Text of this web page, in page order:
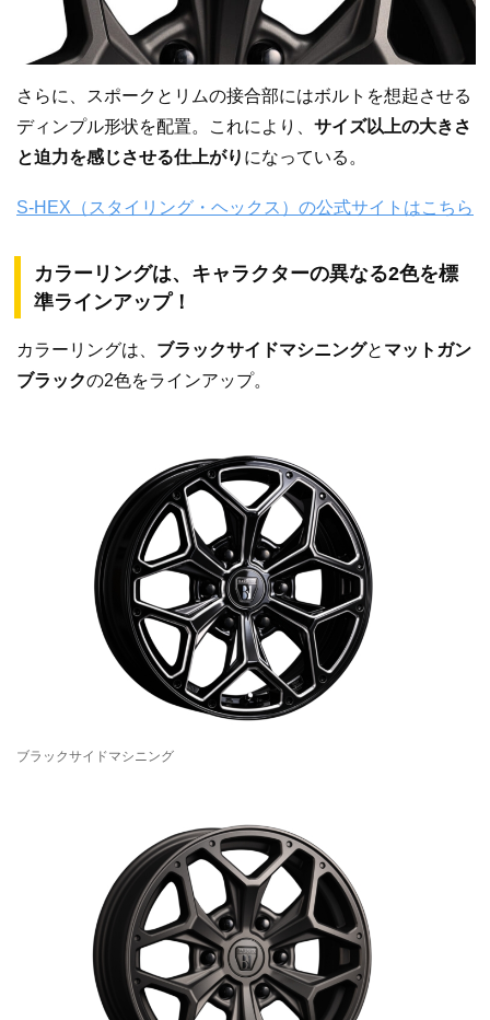
さらに、スポークとリムの接合部にはボルトを想起させる
ディンプル形状を配置。これにより、 サイズ以上の大きさ
と迫力を感じさせる仕上がり になっている。
S-HEX（スタイリング・ヘックス）の公式サイトはこちら
カラーリングは、キャラクターの異なる2色を標
準ラインアップ！
カラーリングは、 ブラックサイドマシニングと マットガン
ブラックの2色をラインアップ。
ブラックサイドマシニング